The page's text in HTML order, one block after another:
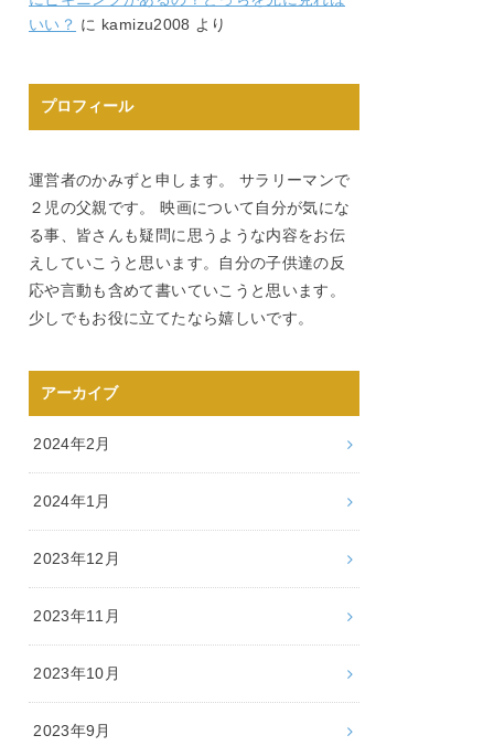
いい？ に kamizu2008 より
プロフィール
運営者のかみずと申します。 サラリーマンで
２児の父親です。 映画について自分が気にな
る事、皆さんも疑問に思うような内容をお伝
えしていこうと思います。自分の子供達の反
応や言動も含めて書いていこうと思います。
少しでもお役に立てたなら嬉しいです。
アーカイブ
2024年2月
2024年1月
2023年12月
2023年11月
2023年10月
2023年9月